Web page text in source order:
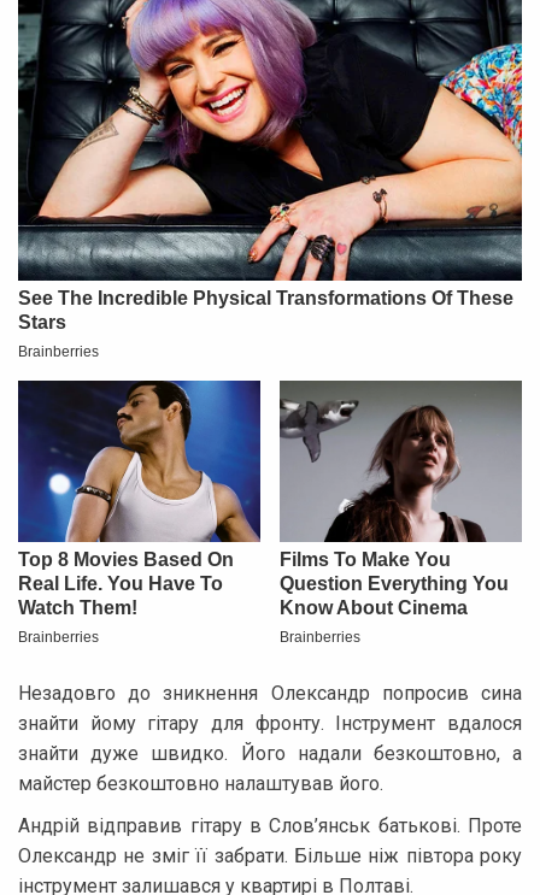
Незадовго до зникнення Олександр попросив сина
знайти йому гітару для фронту. Інструмент вдалося
знайти дуже швидко. Його надали безкоштовно, а
майстер безкоштовно налаштував його.
Андрій відправив гітару в Слов’янськ батькові. Проте
Олександр не зміг її забрати. Більше ніж півтора року
інструмент залишався у квартирі в Полтаві.